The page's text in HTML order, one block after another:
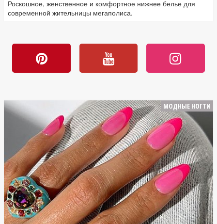
Роскошное, женственное и комфортное нижнее белье для
современной жительницы мегаполиса.
МОДНЫЕ НОГТИ